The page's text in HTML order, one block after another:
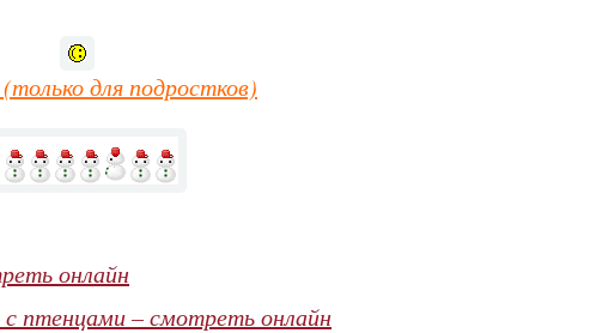
для подростков)
онлайн
птенцами – смотреть онлайн